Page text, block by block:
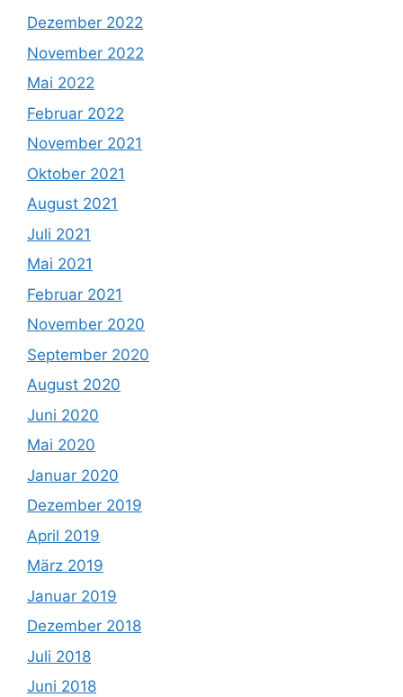
Dezember 2022
November 2022
Mai 2022
Februar 2022
November 2021
Oktober 2021
August 2021
Juli 2021
Mai 2021
Februar 2021
November 2020
September 2020
August 2020
Juni 2020
Mai 2020
Januar 2020
Dezember 2019
April 2019
März 2019
Januar 2019
Dezember 2018
Juli 2018
Juni 2018